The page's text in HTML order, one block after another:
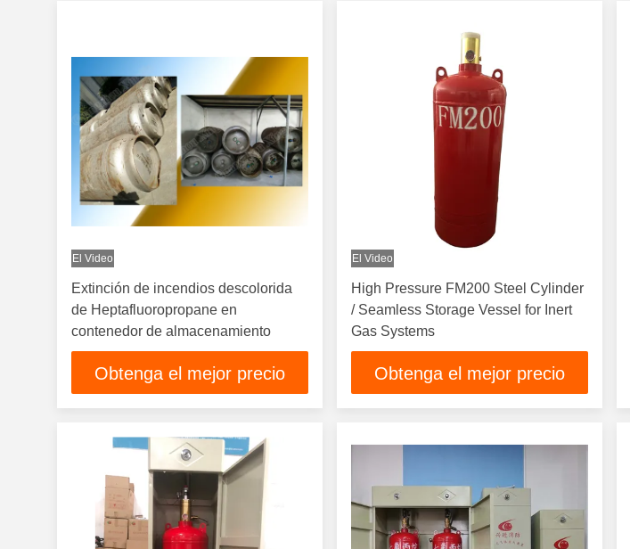
El Video
Extinción de incendios descolorida
de Heptafluoropropane en
contenedor de almacenamiento
Obtenga el mejor precio
El Video
High Pressure FM200 Steel Cylinder
/ Seamless Storage Vessel for Inert
Gas Systems
Obtenga el mejor precio